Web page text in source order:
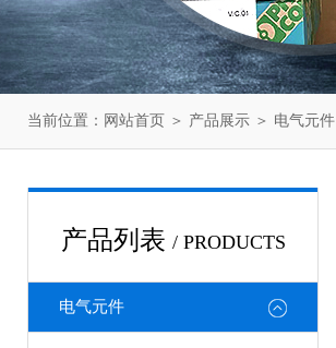
当前位置： 网站首页 ＞ 产品展示 ＞ 电气元件
产品列表 / PRODUCTS
电气元件